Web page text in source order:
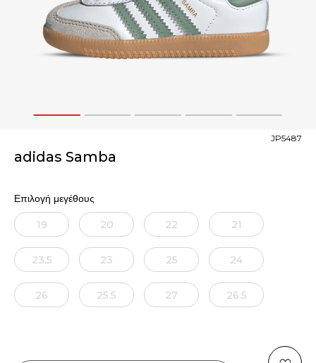
1 2 3 4 5
adidas Samba
JP5487
Επιλογή μεγέθους
19 20 22 21
23.5 23 25 24
26 25.5 27 26.5